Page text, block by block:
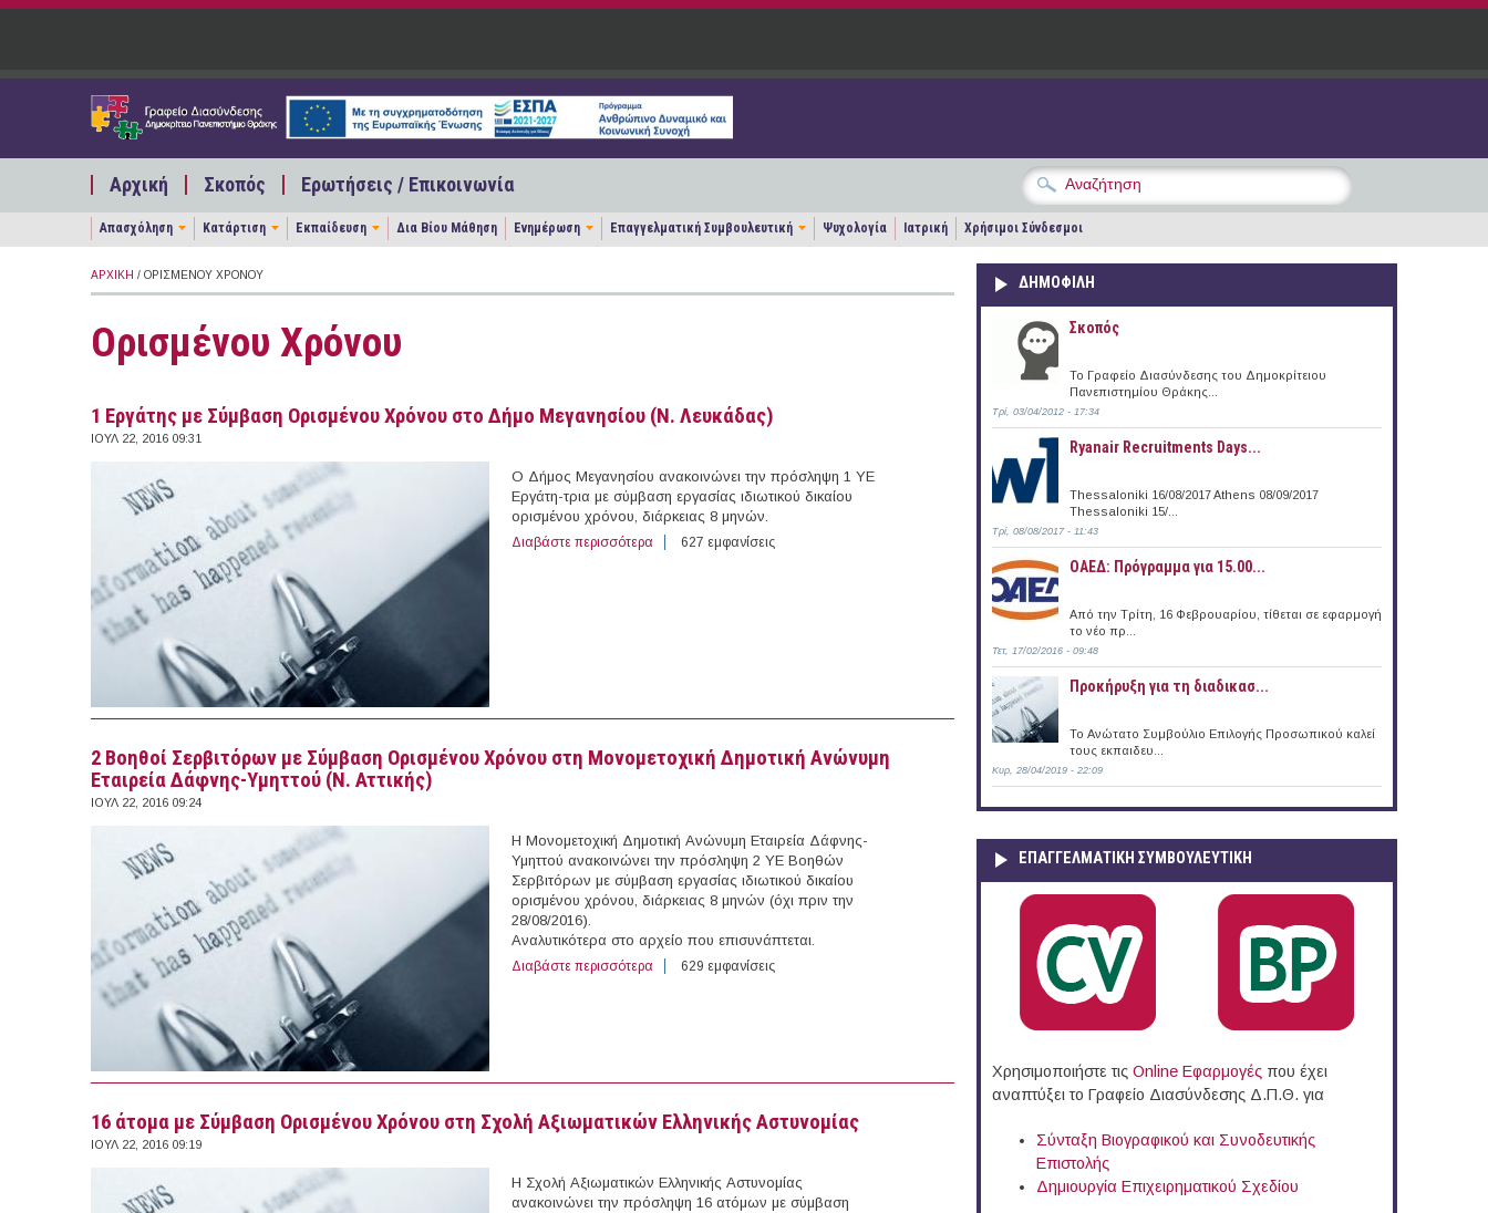
Παράκαμψη προς το κυρίως περιεχόμενο
Αρχική Σκοπός Ερωτήσεις / Επικοινωνία
Απασχόληση Κατάρτιση Εκπαίδευση Δια Βίου Μάθηση Ενημέρωση Επαγγελματική Συμβουλευτική Ψυχολογία Ιατρική Χρήσιμοι Σύνδεσμοι
ΑΡΧΙΚΉ / ΟΡΙΣΜΈΝΟΥ ΧΡΌΝΟΥ
Ορισμένου Χρόνου
1 Εργάτης με Σύμβαση Ορισμένου Χρόνου στο Δήμο Μεγανησίου (Ν. Λευκάδας)
ΙΟΥΛ 22, 2016 09:31
Ο Δήμος Μεγανησίου ανακοινώνει την πρόσληψη 1 ΥΕ
Εργάτη-τρια με σύμβαση εργασίας ιδιωτικού δικαίου
ορισμένου χρόνου, διάρκειας 8 μηνών.
Διαβάστε περισσότερα για 1 Εργάτης με Σύμβαση Ορισμένου Χρόνου στο Δήμο Μεγανησίου (Ν. Λευκάδας)
627 εμφανίσεις
2 Βοηθοί Σερβιτόρων με Σύμβαση Ορισμένου Χρόνου στη Μονομετοχική Δημοτική Ανώνυμη
Εταιρεία Δάφνης-Υμηττού (Ν. Αττικής)
ΙΟΥΛ 22, 2016 09:24
Η Μονομετοχική Δημοτική Ανώνυμη Εταιρεία Δάφνης-
Υμηττού ανακοινώνει την πρόσληψη 2 ΥΕ Βοηθών
Σερβιτόρων με σύμβαση εργασίας ιδιωτικού δικαίου
ορισμένου χρόνου, διάρκειας 8 μηνών (όχι πριν την
28/08/2016).
Αναλυτικότερα στο αρχείο που επισυνάπτεται.
Διαβάστε περισσότερα για 2 Βοηθοί Σερβιτόρων με Σύμβαση Ορισμένου Χρόνου στη Μονομετοχική Δημοτική Ανώνυμη Εταιρεία Δάφνης-Υμηττού (Ν. Αττικής)
629 εμφανίσεις
16 άτομα με Σύμβαση Ορισμένου Χρόνου στη Σχολή Αξιωματικών Ελληνικής Αστυνομίας
ΙΟΥΛ 22, 2016 09:19
Η Σχολή Αξιωματικών Ελληνικής Αστυνομίας
ανακοινώνει την πρόσληψη 16 ατόμων με σύμβαση
ΔΗΜΟΦΙΛΗ
Σκοπός
Το Γραφείο Διασύνδεσης του Δημοκρίτειου
Πανεπιστημίου Θράκης...
Τρί, 03/04/2012 - 17:34
Ryanair Recruitments Days...
Thessaloniki 16/08/2017 Athens 08/09/2017
Thessaloniki 15/...
Τρί, 08/08/2017 - 11:43
ΟΑΕΔ: Πρόγραμμα για 15.00...
Από την Τρίτη, 16 Φεβρουαρίου, τίθεται σε εφαρμογή
το νέο πρ...
Τετ, 17/02/2016 - 09:48
Προκήρυξη για τη διαδικασ...
Το Ανώτατο Συμβούλιο Επιλογής Προσωπικού καλεί
τους εκπαιδευ...
Κυρ, 28/04/2019 - 22:09
ΕΠΑΓΓΕΛΜΑΤΙΚΉ ΣΥΜΒΟΥΛΕΥΤΙΚΉ
Χρησιμοποιήστε τις Online Eφαρμογές που έχει
αναπτύξει το Γραφείο Διασύνδεσης Δ.Π.Θ. για
Σύνταξη Βιογραφικού και Συνοδευτικής
Επιστολής
Δημιουργία Επιχειρηματικού Σχεδίου